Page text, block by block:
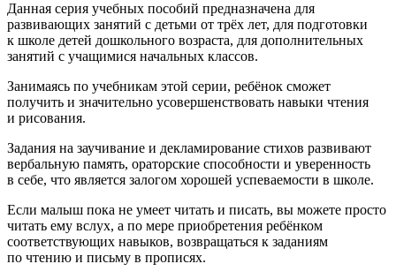
Данная серия учебных пособий предназначена для
развивающих занятий с детьми от трёх лет, для подготовки
к школе детей дошкольного возраста, для дополнительных
занятий с учащимися начальных классов.
Занимаясь по учебникам этой серии, ребёнок сможет
получить и значительно усовершенствовать навыки чтения
и рисования.
Задания на заучивание и декламирование стихов развивают
вербальную память, ораторские способности и уверенность
в себе, что является залогом хорошей успеваемости в школе.
Если малыш пока не умеет читать и писать, вы можете просто
читать ему вслух, а по мере приобретения ребёнком
соответствующих навыков, возвращаться к заданиям
по чтению и письму в прописях.